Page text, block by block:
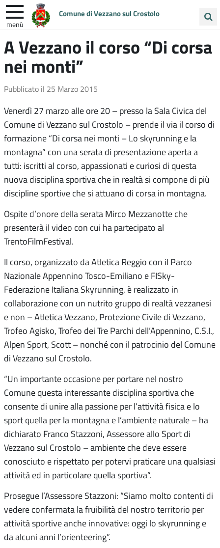
Comune di Vezzano sul Crostolo
menù
nel
sito
ENTRA IN COMUNE VIVI VEZZANO
UNIONE COLLINE MATILDICHE
A Vezzano il corso “Di corsa
nei monti”
Pubblicato il 25 Marzo 2015
Venerdì 27 marzo alle ore 20 – presso la Sala Civica del
Comune di Vezzano sul Crostolo – prende il via il corso di
formazione “Di corsa nei monti – Lo skyrunning e la
montagna” con una serata di presentazione aperta a
tutti: iscritti al corso, appassionati e curiosi di questa
nuova disciplina sportiva che in realtà si compone di più
discipline sportive che si attuano di corsa in montagna.
Ospite d’onore della serata Mirco Mezzanotte che
presenterà il video con cui ha partecipato al
TrentoFilmFestival.
Il corso, organizzato da Atletica Reggio con il Parco
Nazionale Appennino Tosco-Emiliano e FISky-
Federazione Italiana Skyrunning, è realizzato in
collaborazione con un nutrito gruppo di realtà vezzanesi
e non – Atletica Vezzano, Protezione Civile di Vezzano,
Trofeo Agisko, Trofeo dei Tre Parchi dell’Appennino, C.S.I.,
Alpen Sport, Scott – nonché con il patrocinio del Comune
di Vezzano sul Crostolo.
“Un importante occasione per portare nel nostro
Comune questa interessante disciplina sportiva che
consente di unire alla passione per l’attività fisica e lo
sport quella per la montagna e l’ambiente naturale – ha
dichiarato Franco Stazzoni, Assessore allo Sport di
Vezzano sul Crostolo – ambiente che deve essere
conosciuto e rispettato per potervi praticare una qualsiasi
attività ed in particolare quella sportiva”.
Prosegue l’Assessore Stazzoni: “Siamo molto contenti di
vedere confermata la fruibilità del nostro territorio per
attività sportive anche innovative: oggi lo skyrunning e
da alcuni anni l’orienteering”.